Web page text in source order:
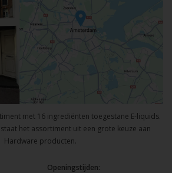
met 16 ingrediënten toegestane E-liquids.
het assortiment uit een grote keuze aan
Hardware producten.
Openingstijden: